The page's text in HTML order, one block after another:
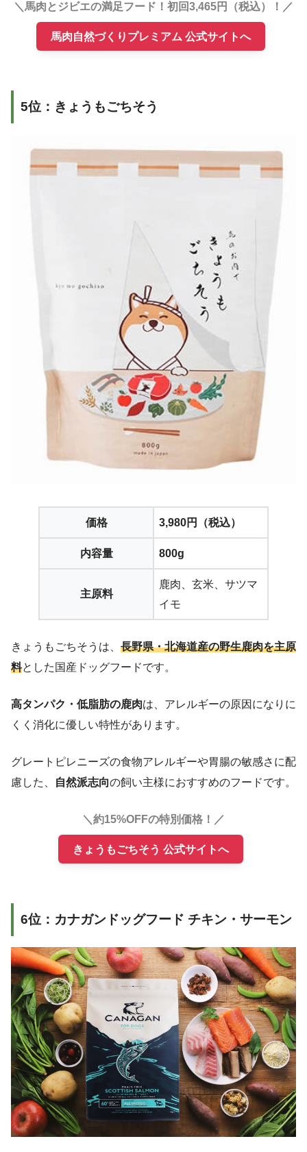
＼馬肉とジビエの満足フード！初回3,465円（税込）！／
馬肉自然づくりプレミアム 公式サイトへ
5位：きょうもごちそう
価格 3,980円（税込）
内容量 800g
主原料
鹿肉、玄米、サツマ
イモ
きょうもごちそうは、 長野県・北海道産の野生鹿肉を主原
料とした国産ドッグフードです。
高タンパク・低脂肪の鹿肉は、アレルギーの原因になりに
くく消化に優しい特性があります。
グレートピレニーズの食物アレルギーや胃腸の敏感さに配
慮した、
自然派志向の飼い主様におすすめのフードです。
＼約15%OFFの特別価格！／
きょうもごちそう 公式サイトへ
6位：カナガンドッグフード チキン・サーモン